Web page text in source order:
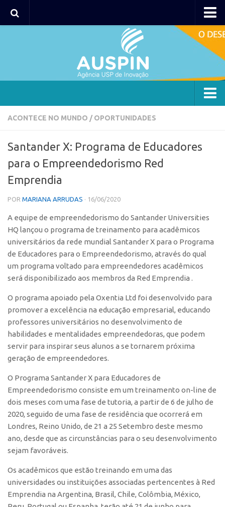
Agência
Coordenação
Polos
Polo Capital
Polo Lorena
Polo Ribeirão Preto
Polo São Carlos
Programas
Bolsa Empreendedorismo
PGI-USP
Conexão USP
Conexão Inter-USP
Leis e Normas
Inteligência Competitiva
Editais
Pesquisa na USP
EMBRAPIIs
CEPIDs
CEPIX
CPEs
INCTs
ACONTECE NO MUNDO / OPORTUNIDADES
Santander X: Programa de Educadores
para o Empreendedorismo Red
Emprendia
POR MARIANA ARRUDAS · 16/06/2020
A equipe de empreendedorismo do Santander Universities
HQ lançou o programa de treinamento para acadêmicos
universitários da rede mundial Santander X para o Programa
de Educadores para o Empreendedorismo, através do qual
um programa voltado para empreendedores acadêmicos
será disponibilizado aos membros da Red Emprendia .
O programa apoiado pela Oxentia Ltd foi desenvolvido para
promover a excelência na educação empresarial, educando
professores universitários no desenvolvimento de
habilidades e mentalidades empreendedoras, que podem
servir para inspirar seus alunos a se tornarem próxima
geração de empreendedores.
O Programa Santander X para Educadores de
Empreendedorismo consiste em um treinamento on-line de
dois meses com uma fase de tutoria, a partir de 6 de julho de
2020, seguido de uma fase de residência que ocorrerá em
Londres, Reino Unido, de 21 a 25 Setembro deste mesmo
ano, desde que as circunstâncias para o seu desenvolvimento
sejam favoráveis.
Os acadêmicos que estão treinando em uma das
universidades ou instituições associadas pertencentes à Red
Emprendia na Argentina, Brasil, Chile, Colômbia, México,